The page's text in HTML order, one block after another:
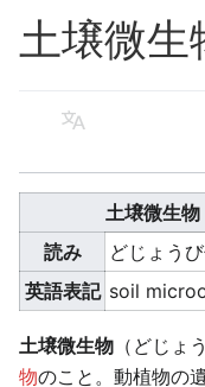
土壌微生
言語
土壌微生物
読み
どじょう
英語表記 soil
土壌微生物 （どじょ
物のこと。動植物の